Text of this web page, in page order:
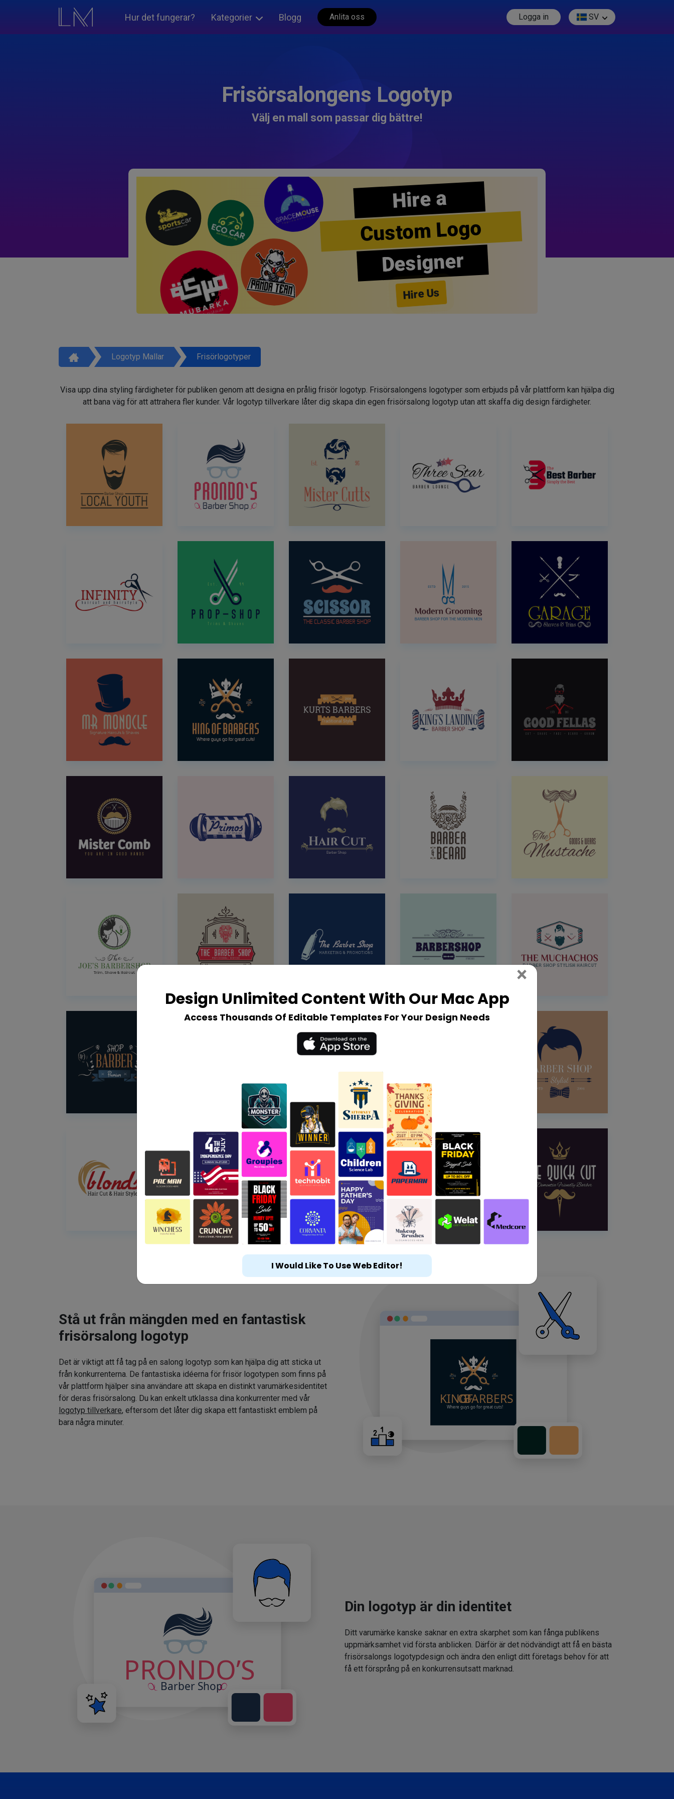
Hur det fungerar? Kategorier Blogg Anlita oss Logga in SV
Frisörsalongens Logotyp
Välj en mall som passar dig bättre!
Hire a
Custom Logo
Designer
Hire Us
Logotyp Mallar Frisörlogotyper
Visa upp dina styling färdigheter för publiken genom att designa en prålig frisör logotyp. Frisörsalongens logotyper som erbjuds på vår plattform kan hjälpa dig
att bana väg för att attrahera fler kunder. Vår logotyp tillverkare låter dig skapa din egen frisörsalong logotyp utan att skaffa dig design färdigheter.
Stå ut från mängden med en fantastisk
frisörsalong logotyp
Det är viktigt att få tag på en salong logotyp som kan hjälpa dig att sticka ut
från konkurrenterna. De fantastiska idéerna för frisör logotypen som finns på
vår plattform hjälper sina användare att skapa en distinkt varumärkesidentitet
för deras frisörsalong. Du kan enkelt utklassa dina konkurrenter med vår
logotyp tillverkare, eftersom det låter dig skapa ett fantastiskt emblem på
bara några minuter.
Din logotyp är din identitet
Ditt varumärke kanske saknar en extra skarphet som kan fånga publikens
uppmärksamhet vid första anblicken. Därför är det nödvändigt att få en bästa
frisörsalongs logotypdesign och ändra den enligt ditt företags behov för att
få ett försprång på en konkurrensutsatt marknad.
Design Unlimited Content With Our Mac App
Access Thousands Of Editable Templates For Your Design Needs
× Close
I Would Like To Use Web Editor!